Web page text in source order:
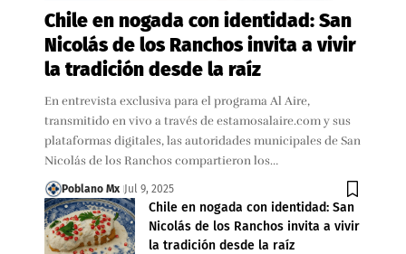
Chile en nogada con identidad: San
Nicolás de los Ranchos invita a vivir
la tradición desde la raíz
En entrevista exclusiva para el programa Al Aire,
transmitido en vivo a través de estamosalaire.com y sus
plataformas digitales, las autoridades municipales de San
Nicolás de los Ranchos compartieron los…
Poblano Mx Jul 9, 2025
Chile en nogada con identidad: San
Nicolás de los Ranchos invita a vivir
la tradición desde la raíz